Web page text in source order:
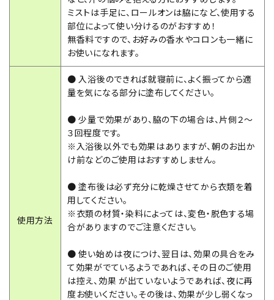
ミストは手足に、ロールオンは脇になど、使用する
部位によって使い分けるのがおすすめ！
無香料ですので、お好みの香水やコロンも一緒に
お使いになれます。
使用方法
● 入浴後のできれば就寝前に、よく振ってから適
量を気になる部分に塗布してください。
● 少量で効果があり、脇の下の場合は、片側２〜
３回程度です。
※入浴後以外でも効果はありますが、朝のお出か
け前などのご使用はおすすめしません。
● 塗布後は必ず充分に乾燥させてから衣類を着
用してください。
※衣類の材質・染料によっては、変色・脱色する場
合がありますのでご注意ください。
● 使い始めは夜につけ、翌日は、効果の具合をみ
て効果がでているようであれば、その日のご使用
は控え、効果 が出ていないようであれば、夜に再
度お使いください。その後は、効果が少し弱くなっ